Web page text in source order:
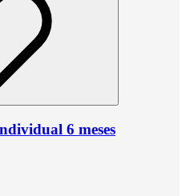
6 meses